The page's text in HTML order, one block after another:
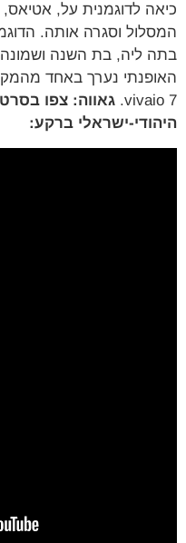
לדוגמנית על, אטיאס,
וסגרה אותה.
ליה, בת השנה ושמונה
גאווה: צפו בסרטון
ישראלי ברקע: